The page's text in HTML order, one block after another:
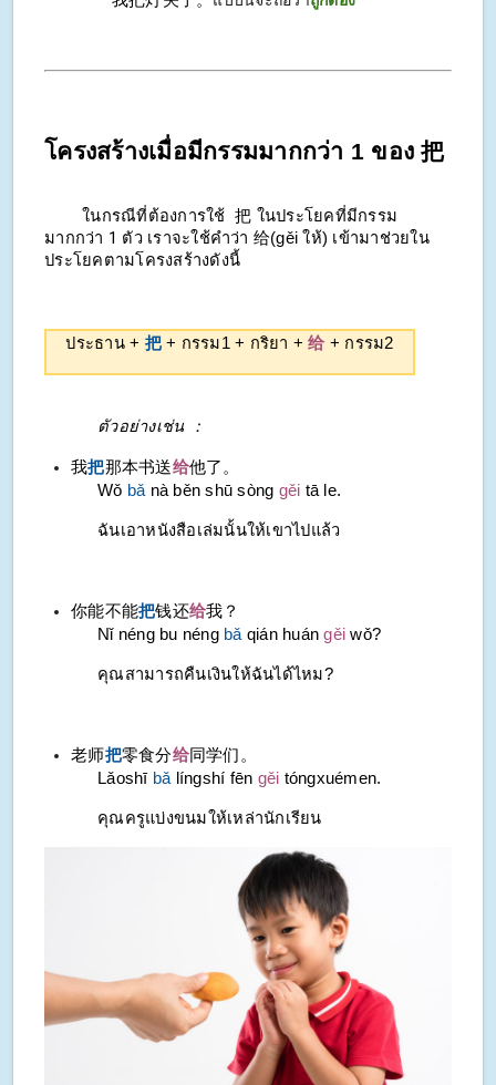
โครงสร้างเมื่อมีกรรมมากกว่า 1 ของ 把
ในกรณีที่ต้องการใช้ 把 ในประโยคที่มีกรรม
มากกว่า 1 ตัวเราจะใช้คำว่า 给(gěi ให้) เข้ามาช่วยใน
ประโยคตามโครงสร้างดังนี้
ประธาน + 把+ กรรม1 + กริยา +给 + กรรม2
ตัวอย่างเช่น ：
我把那本书送给他了。
Wǒ bǎ nà běn shū sòng gěi tā le.
ฉันเอาหนังสือเล่มนั้นให้เขาไปแล้ว
你能不能把钱还给我？
Nǐ néng bu néng bǎ qián huángěi wǒ?
คุณสามารถคืนเงินให้ฉันได้ไหม?
老师把零食分给同学们。
Lǎoshī bǎ língshí fēn gěi tóngxuémen.
คุณครูแบ่งขนมให้เหล่านักเรียน